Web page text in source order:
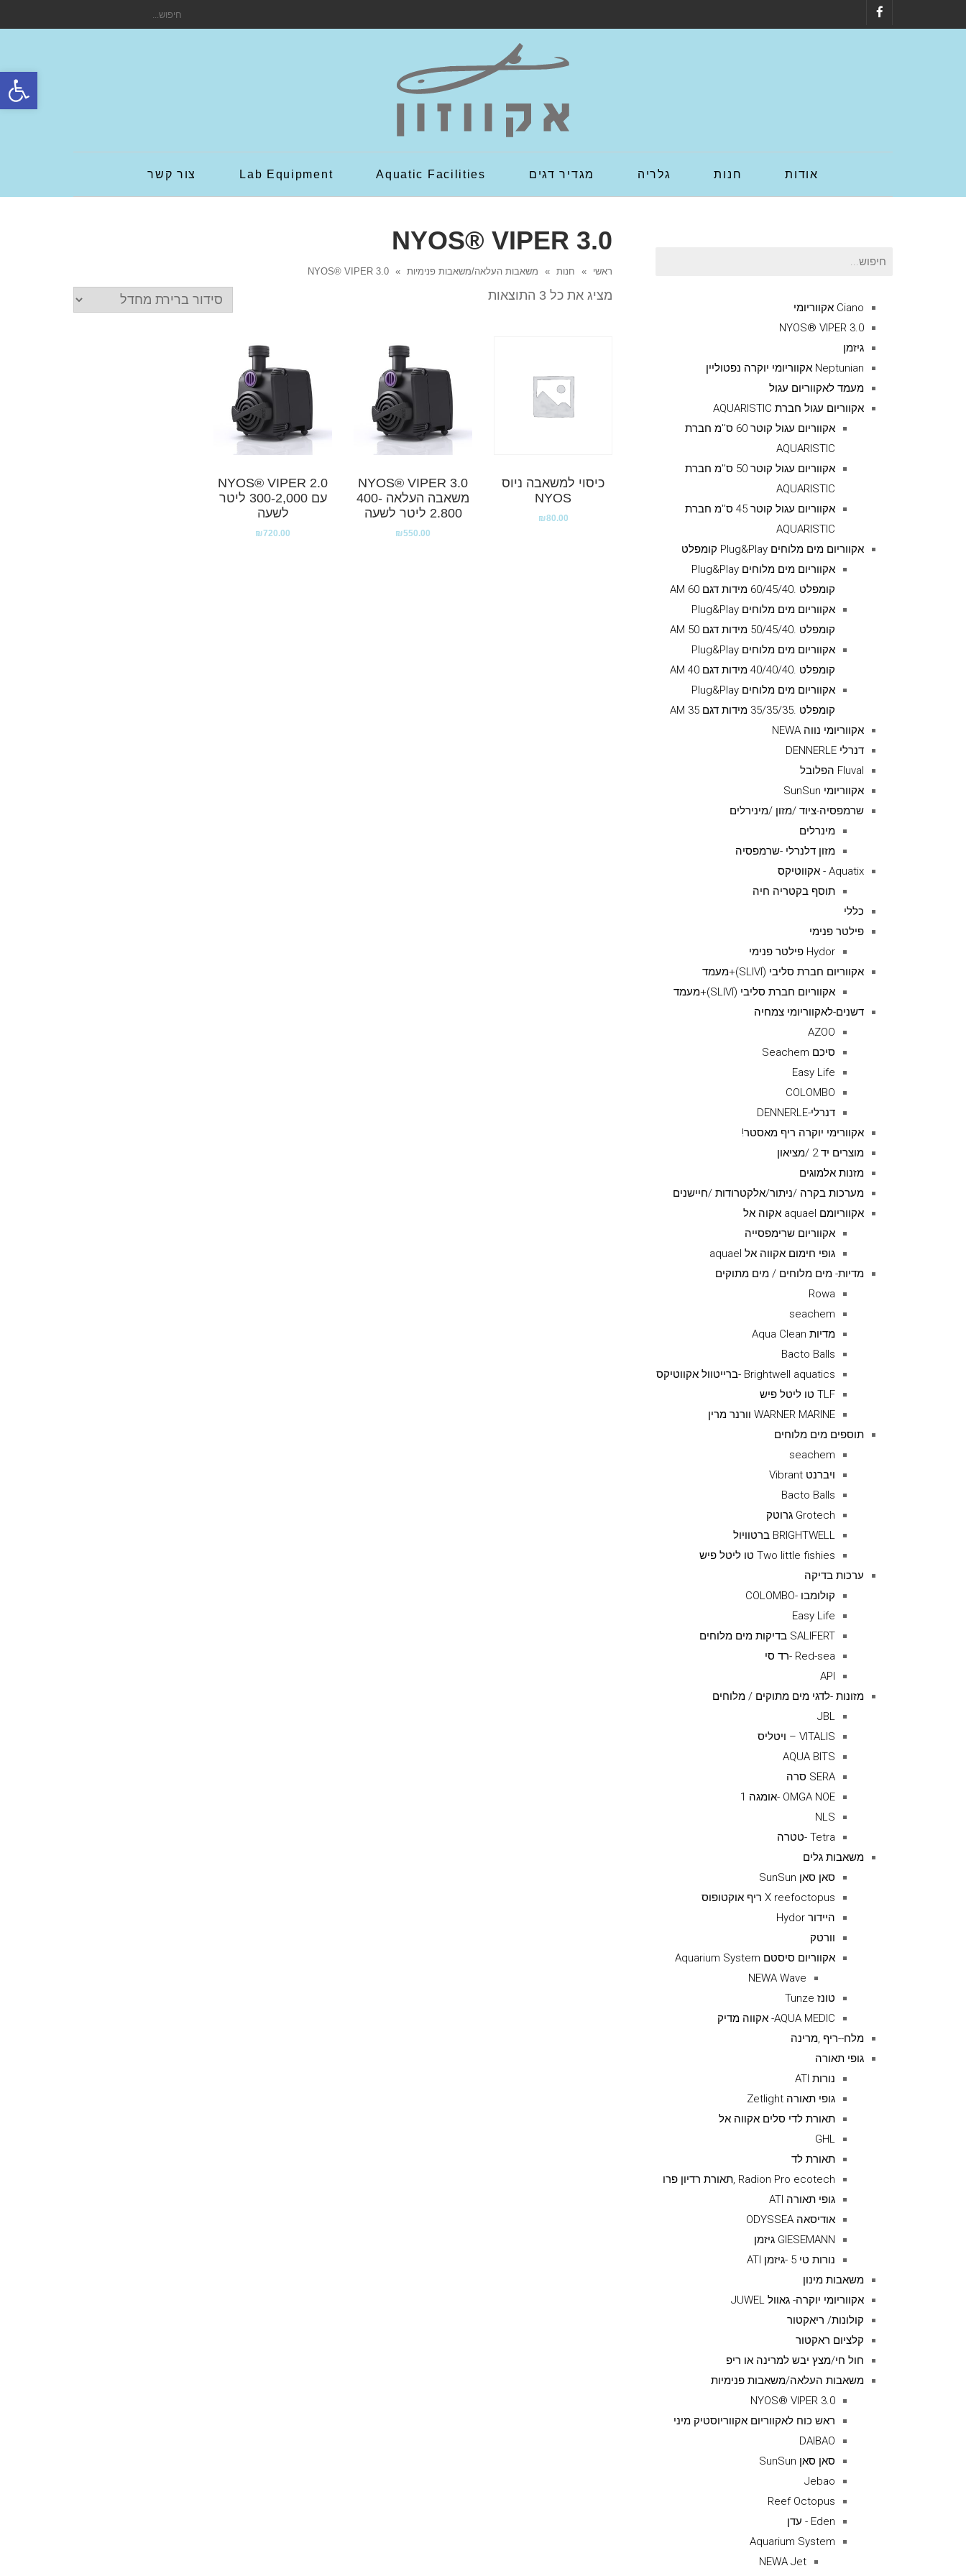
פתח
חיפוש
אודות חנות גלריה מגדיר דגים Aquatic Facilities
Lab Equipment צור קשר
NYOS® VIPER 3.0
ראשי » חנות » משאבות העלאה/משאבות פנימיות »
NYOS® VIPER 3.0
מציג את כל 3 התוצאות
כיסוי למשאבה ניוס
NYOS
₪80.00
NYOS® VIPER 3.0
משאבה העלאה 400-
2.800 ליטר לשעה
₪550.00
NYOS® VIPER 2.0
עם 300-2,000 ליטר
לשעה
₪720.00
חיפוש
Ciano אקווריומי
NYOS® VIPER 3.0
גיזמן
Neptunian אקווריומי יוקרה נפטוליין
מעמד לאקווריום עגול
אקווריום עגול חברת AQUARISTIC
אקווריום עגול קוטר 60 ס''מ חברת
AQUARISTIC
אקווריום עגול קוטר 50 ס''מ חברת
AQUARISTIC
אקווריום עגול קוטר 45 ס''מ חברת
AQUARISTIC
אקווריום מים מלוחים Plug&Play קומפלט
אקווריום מים מלוחים Plug&Play
קומפלט .60/45/40 מידות דגם AM 60
אקווריום מים מלוחים Plug&Play
קומפלט .50/45/40 מידות דגם AM 50
אקווריום מים מלוחים Plug&Play
קומפלט .40/40/40 מידות דגם AM 40
אקווריום מים מלוחים Plug&Play
קומפלט .35/35/35 מידות דגם AM 35
אקווריומי נווה NEWA
דנרלי DENNERLE
Fluval הפלובל
אקווריומי SunSun
שרמפסיה-ציוד /מזון /מינירלים
מינרלים
מזון דלנרלי -שרמפסיה
Aquatix - אקווטיקס
תוסף בקטריה חיה
כללי
פילטר פנימי
Hydor פילטר פנימי
אקווריום חברת סליבי (SLIVIׂׂ)+מעמד
אקווריום חברת סליבי (SLIVIׂׂ)+מעמד
דשנים-לאקווריומי צמחיה
AZOO
סיכם Seachem
Easy Life
COLOMBO
דנרלי-DENNERLE
אקוורימי יוקרה ריף מאסטר!
מוצרים יד 2 /מציאון
מזנות אלמוגים
מערכות בקרה /ניתור/אלקטרודות /חיישנים
אקווריומם aquael אקוה אל
אקווריום שרימפסייה
גופי חימום אקווה אל aquael
מדיות- מים מלוחים / מים מתוקים
Rowa
seachem
מדיות Aqua Clean
Bacto Balls
Brightwell aquatics -ברייטוול אקווטיקס
TLF טו ליטל פיש
WARNER MARINE וורנר מרין
תוספים מים מלוחים
seachem
ויברנט Vibrant
Bacto Balls
Grotech גרוטק
BRIGHTWELL ברטוויול
Two little fishies טו ליטל פיש
ערכות בדיקה
קולומבו -COLOMBO
Easy Life
SALIFERT בדיקות מים מלוחים
Red-sea -רד סי
API
מזונות -לדגי מים מתוקים / מלוחים
JBL
VITALIS – ויטליס
AQUA BITS
SERA סרה
OMGA NOE -אומגה 1
NLS
Tetra -טטרה
משאבות גלים
סאן סאן SunSun
X reefoctopus ריף אוקטופוס
היידור Hydor
וורטק
אקווריום סיסטם Aquarium System
NEWA Wave
טונז Tunze
AQUA MEDIC- אקווה מדיק
מלח--ריף ,מרינה
גופי תאורה
נורות ATI
גופי תאורה Zetlight
תאורת לדי סלים אקווה אל
GHL
תאורת לד
Radion Pro ecotech ,תאורת רדיון פרו
גופי תאורה ATI
אודיסאה ODYSSEA
GIESEMANN גיזמן
נורות טי 5 -גיזמן ATI
משאבות מינון
אקווריומי יוקרה- גאוול JUWEL
קולונות/ ריאקטור
קלציום ראקטור
חול חי/מצץ יבש למרינה או ריפ
משאבות העלאה/משאבות פנימיות
NYOS® VIPER 3.0
ראש כוח לאקווריום אקווריוסטיק מיני
DAIBAO
סאן סאן SunSun
Jebao
Reef Octopus
Eden - עדן
Aquarium System
NEWA Jet